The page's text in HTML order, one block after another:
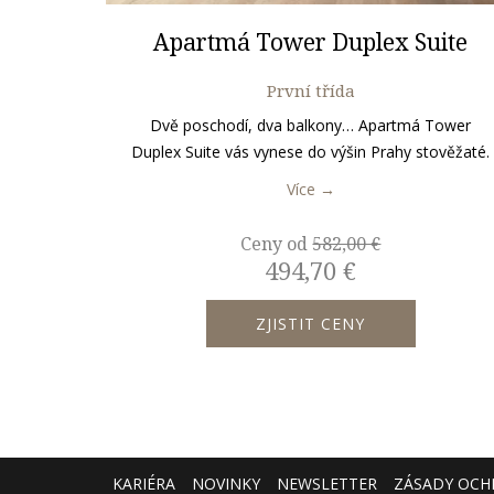
Apartmá Tower Duplex Suite
První třída
Dvě poschodí, dva balkony… Apartmá Tower
Duplex Suite vás vynese do výšin Prahy stověžaté.
Více
Ceny od582,00 €
494,70 €
ZJISTIT CENY
KARIÉRA NOVINKY NEWSLETTER ZÁSADY